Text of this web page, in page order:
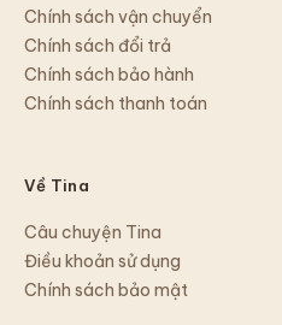
Chính sách vận chuyển
Chính sách đổi trả
Chính sách bảo hành
Chính sách thanh toán
Về Tina
Câu chuyện Tina
Điều khoản sử dụng
Chính sách bảo mật